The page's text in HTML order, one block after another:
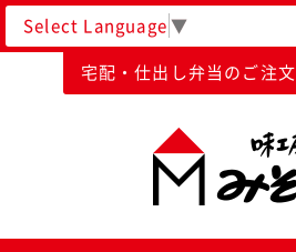
Select Language▼
宅配・仕出し弁当のご注